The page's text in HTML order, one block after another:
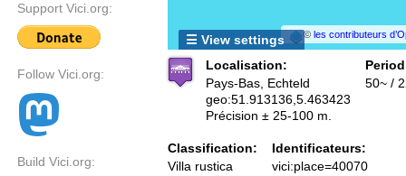
Support Vici.org:
Follow Vici.org:
Build Vici.org:
©les contributeurs
☰ View settings
Localisation:
Pays-Bas, Echteld
geo:51.913136,5.463423
Précision ± 25-100 m.
50~ /
Classification:
Villa rustica
Identificateurs:
vici:place=40070